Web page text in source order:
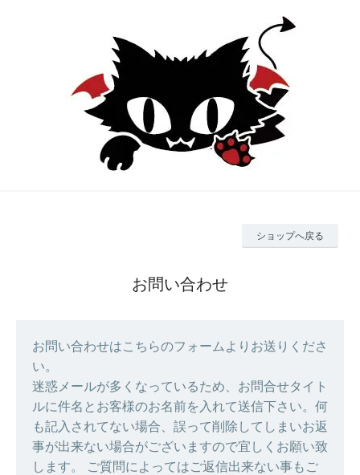
ショップへ戻る
お問い合わせ
お問い合わせはこちらのフォームよりお送りくださ
い。
迷惑メールが多くなっているため、お問合せタイト
ルに件名とお客様のお名前を入れて送信下さい。何
も記入されてない場合、誤って削除してしまいお返
事が出来ない場合がございますので宜しくお願い致
します。 ご質問によってはご返信出来ない事もご